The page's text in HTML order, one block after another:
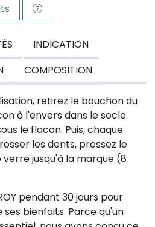
INDICATION
COMPOSITION
retirez le bouchon du
à l'envers dans le socle.
le flacon. Puis, chaque
les dents, pressez le
jusqu'à la marque (8
pendant 30 jours pour
bienfaits. Parce qu'un